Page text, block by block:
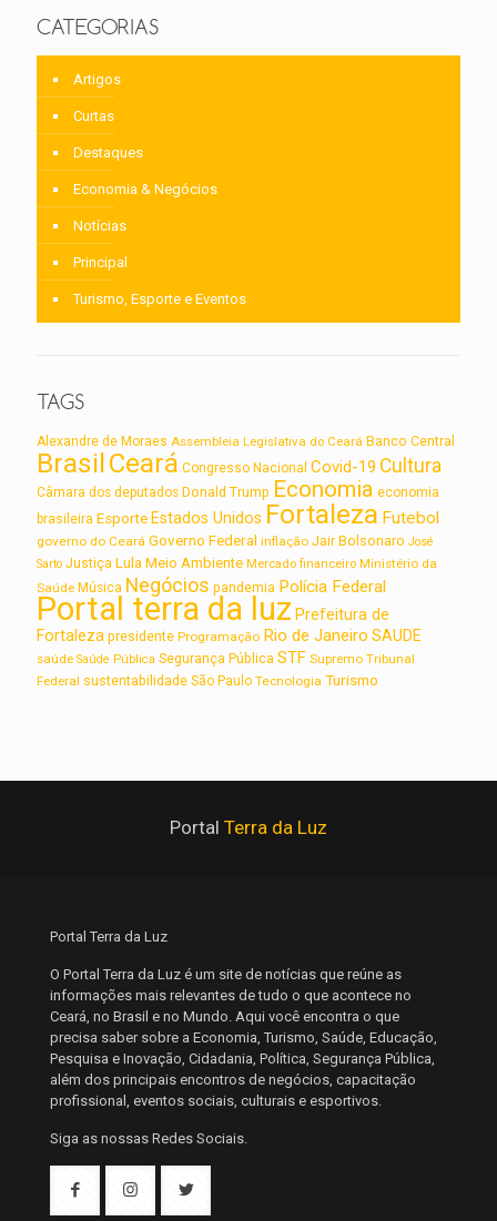
CATEGORIAS
Artigos
Curtas
Destaques
Economia & Negócios
Notícias
Principal
Turismo, Esporte e Eventos
TAGS
Alexandre de Moraes Assembleia Legislativa do Ceará Banco Central
BrasilCeará Congresso Nacional Covid-19 Cultura
Câmara dos deputados Donald Trump Economia economia
brasileira Esporte Estados Unidos Fortaleza Futebol
governo do Ceará Governo Federal inflação Jair Bolsonaro José
Sarto Justiça Lula Meio Ambiente Mercado financeiro Ministério da
Saúde Música Negócios pandemia Polícia Federal
Portal terra da luzPrefeitura de
Fortaleza presidente Programação Rio de Janeiro SAUDE
saúde Saúde Pública Segurança Pública STF Supremo Tribunal
Federal sustentabilidade São Paulo Tecnologia Turismo
Portal Terra da Luz
Portal Terra da Luz
O Portal Terra da Luz é um site de notícias que reúne as
informações mais relevantes de tudo o que acontece no
Ceará, no Brasil e no Mundo. Aqui você encontra o que
precisa saber sobre a Economia, Turismo, Saúde, Educação,
Pesquisa e Inovação, Cidadania, Política, Segurança Pública,
além dos principais encontros de negócios, capacitação
profissional, eventos sociais, culturais e esportivos.
Siga as nossas Redes Sociais.